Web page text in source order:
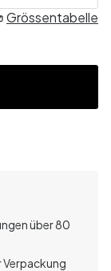
Grössentabelle
über 80